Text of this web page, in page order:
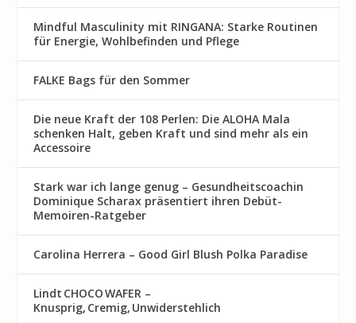
Mindful Masculinity mit RINGANA: Starke Routinen
für Energie, Wohlbefinden und Pflege
FALKE Bags für den Sommer
Die neue Kraft der 108 Perlen: Die ALOHA Mala
schenken Halt, geben Kraft und sind mehr als ein
Accessoire
Stark war ich lange genug – Gesundheitscoachin
Dominique Scharax präsentiert ihren Debüt-
Memoiren-Ratgeber
Carolina Herrera – Good Girl Blush Polka Paradise
Lindt CHOCO WAFER –
Knusprig, Cremig, Unwiderstehlich